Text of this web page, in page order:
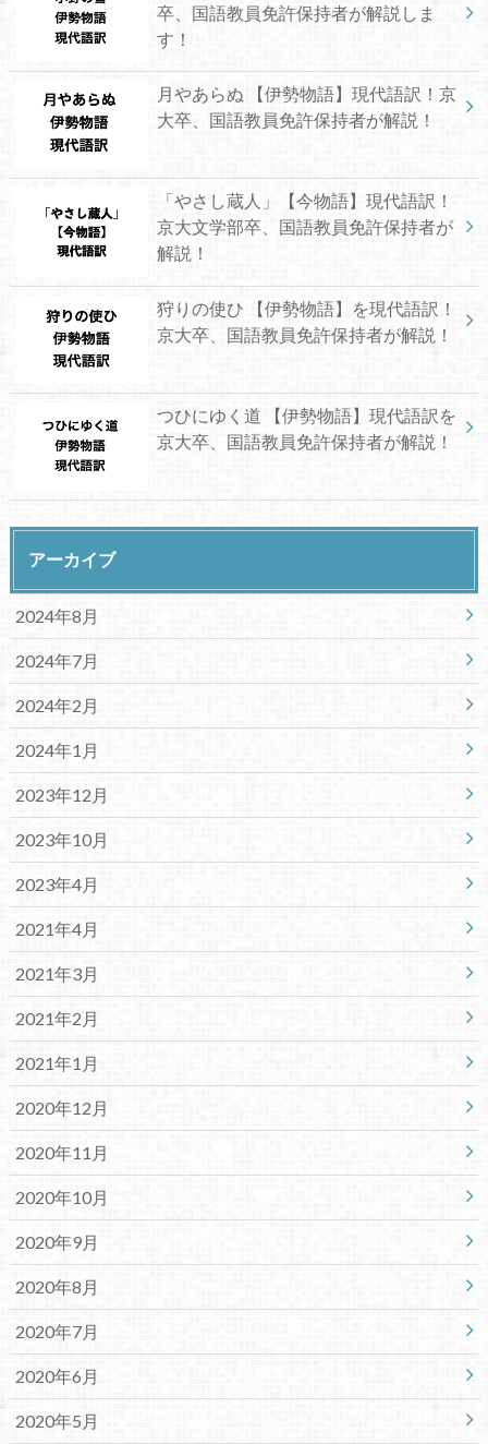
卒、国語教員免許保持者が解説しま
す！
月やあらぬ 【伊勢物語】現代語訳！京
大卒、国語教員免許保持者が解説！
「やさし蔵人」【今物語】現代語訳！
京大文学部卒、国語教員免許保持者が
解説！
狩りの使ひ 【伊勢物語】を現代語訳！
京大卒、国語教員免許保持者が解説！
つひにゆく道 【伊勢物語】現代語訳を
京大卒、国語教員免許保持者が解説！
アーカイブ
2024年8月
2024年7月
2024年2月
2024年1月
2023年12月
2023年10月
2023年4月
2021年4月
2021年3月
2021年2月
2021年1月
2020年12月
2020年11月
2020年10月
2020年9月
2020年8月
2020年7月
2020年6月
2020年5月